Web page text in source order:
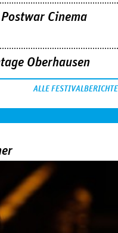
Cinema
Oberhausen
ALLE FESTIVALBERICHTE